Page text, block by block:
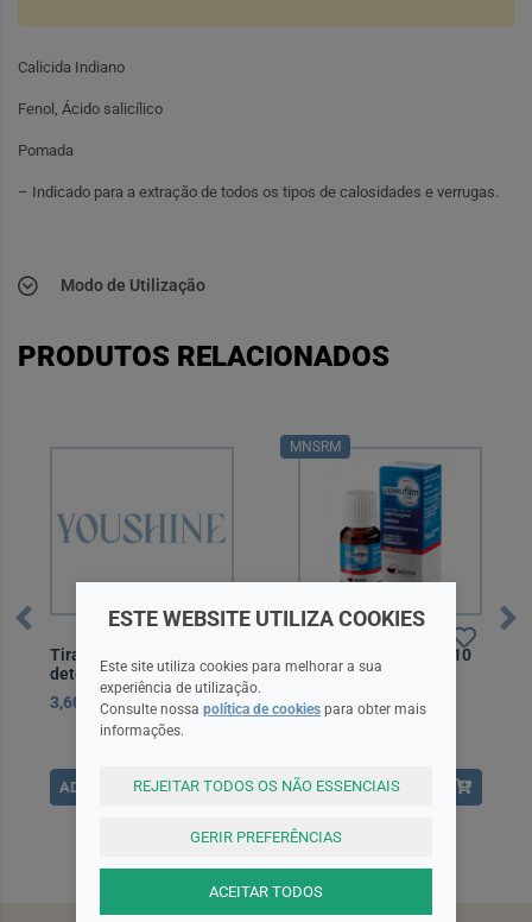
Calicida Indiano
Fenol, Ácido salicílico
Pomada
– Indicado para a extração de todos os tipos de calosidades e verrugas.
Modo de Utilização
PRODUTOS RELACIONADOS
Tiraplastic penso azul
detetavel
3,60EUR
ADICIONAR
MNSRM
Verrufilm, 167 mg/g-10
mL x 1 sol cut gta
11,50EUR
ADICIONAR
ESTE WEBSITE UTILIZA COOKIES
Este site utiliza cookies para melhorar a sua
experiência de utilização.
Consulte nossa política de cookies para obter mais
informações.
REJEITAR TODOS OS NÃO ESSENCIAIS
GERIR PREFERÊNCIAS
ACEITAR TODOS